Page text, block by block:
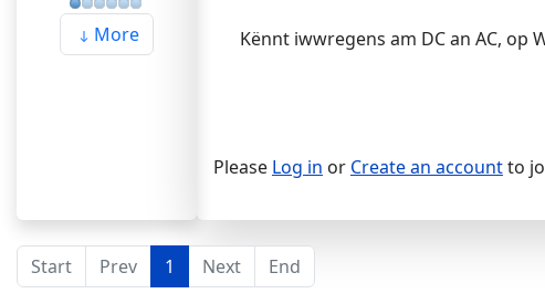
More Kënnt iwwregens am DC an AC, op
Please Log in or Create an accountto
Start Prev 1 Next End